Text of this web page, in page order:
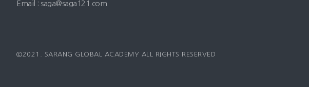
Email : saga@saga121.com
©2021. SARANG GLOBAL ACADEMY ALL RIGHTS RESERVED